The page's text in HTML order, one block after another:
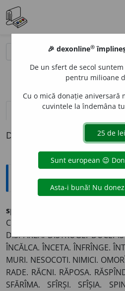
definiții (1) pronunțievolume_up (50)
Definiția cu ID-ul 1037514:
Sinonime
sp
ABATE.
CONTRAVENI. CROI.
DISPĂREA. DISTRUGE. DUCE.
ÎNCĂLCA. ÎNCETA. ÎNFRÎNGE.
MURI. NESOCOTI. NIMICI.
RADE. RĂCNI. RĂPOSA.
SFĂRÎMA. SFÎRȘI. SFÎȘIA.
🎉 dexonline®
De un sfert de secol
pentru milioane
Cu o mică donație aniversară
cuvintele la îndemâna